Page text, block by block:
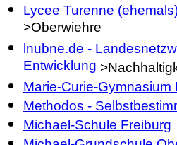
Lycee Turenne
>Oberwiehre
lnubne.de -
Entwicklung
Marie-Curie-Gymnasium
Methodos -
Michael-Schule Freiburg